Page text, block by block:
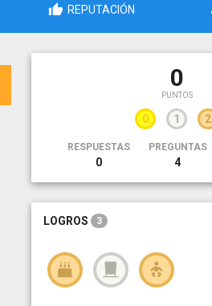
REPUTACIÓN
0
PUNTOS
0 1 2
RESPUESTAS
0
PREGUNTAS
4
LOGROS 3